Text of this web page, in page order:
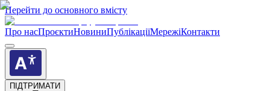
Перейти до основного вмісту
Про насПроєктиНовиниПублікаціїМережіКонтакти
ПІДТРИМАТИ